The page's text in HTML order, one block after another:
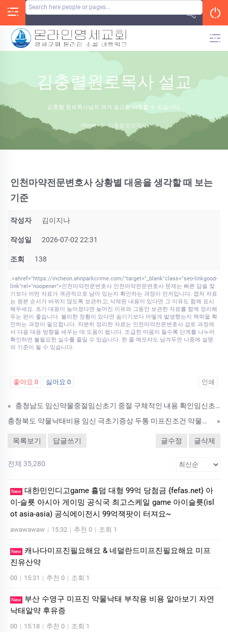
김충렬원로목사 설교
김충렬 원로목사님의 과거 설교를 시청할 수 있습니다.
Home / 김충렬원로목사
인천마약전문변호사 상황별 대응을 생각할 때 보는
기준
작성자 김이지나
작성일 2026-07-02 22:31
조회 138
.<ahref="https://incheon.ahnparkcrime.com/"target="_blank"class="seo-linkgood-
link"rel="noopener">인천마약전문변호사 인천마약전문변호사 문제는 빠른 답을 찾
기보다 어떤 자료가 객관적으로 남아 있는지 확인하는 과정이 먼저입니다. 캡처 자료
는 원본 순서가 바뀌지 않도록 보관하고, 삭제된 내용이 있다면 그 이유도 함께 표시
해두세요. 초기 대응이 늦어졌다면 늦어진 이유와 그동안 보관한 자료를 함께 정리해
두는 편이 좋습니다. 불리한 정황이 있다면 숨기기보다 어떻게 발생했는지 맥락을 확
인하는 과정이 필요합니다. 차분히 정리한 자료는 인천마약전문변호사 검토 과정에
서 다음 대응 방향을 세우는 데 도움이 됩니다. 조급한 마음이 들수록 단계를 나누어
확인하면 불필요한 실수를 줄일 수 있습니다. 한 줄 메모라도 남겨두면 나중에 설명
의 기준이 될 수 있습니다.
좋아요 0 싫어요 0 인쇄
«
충청남도 임신약물중절임신초기 중절 구체적인 내용 확인임신초기안전한유산방법 수술정보 청양군 중절수술병원 비용 임신초기낙­태약 판매
충청북도 약물낙태비용 임신 극초기증상 두통 미프진조건 약물낙태약복용가능한시기 영동군 임신중절약 미프진 처방 병원 유산유도제
»
목록보기 답글쓰기 글수정 글삭제
전체 35,280
New 대한민인디­고ga­me 횰덤 대형 99억 당첨금 {fefas.net} 아
이-슬룟 아시아 게이밍 공식국 최고스케일 ga­me 아이슬룟(is­l
ot asia-asia) 공식에이전시 99억잭­팟이 터져요~
awawawaw | 15:32 | 추천 0 | 조회 1
New 캐나다미프진필요해요 & 네덜란드미프진필요해요 미­프
진유산약
00 | 15:31 | 추천 0 | 조회 1
New
부산 수영구 미프진 약물낙태 부작용 비용 알아보기 자연
낙­태알약 후유증
00 | 15:18 | 추천 0 | 조회 1